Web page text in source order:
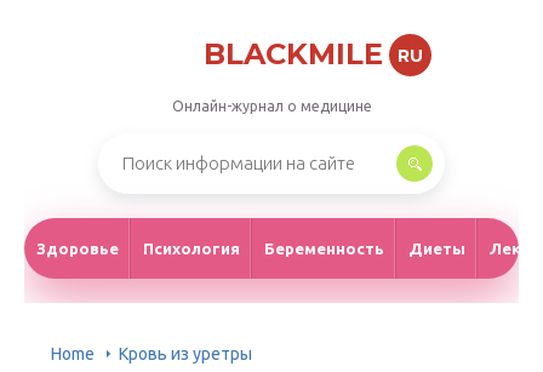
BLACKMILE RU
Онлайн-журнал о медицине
Здоровье Психология Беременность Диеты
Home Кровь из уретры